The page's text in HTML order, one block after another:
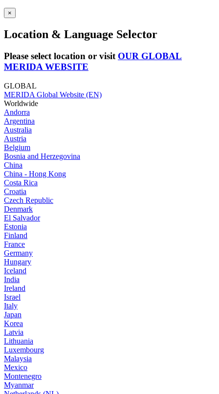
×
Location & Language Selector
Please select location or visit OUR GLOBAL
MERIDA WEBSITE
GLOBAL
MERIDA Global Website (EN)
Worldwide
Andorra
Argentina
Australia
Austria
Belgium
Bosnia and Herzegovina
China
China - Hong Kong
Costa Rica
Croatia
Czech Republic
Denmark
El Salvador
Estonia
Finland
France
Germany
Hungary
Iceland
India
Ireland
Israel
Italy
Japan
Korea
Latvia
Lithuania
Luxembourg
Malaysia
Mexico
Montenegro
Myanmar